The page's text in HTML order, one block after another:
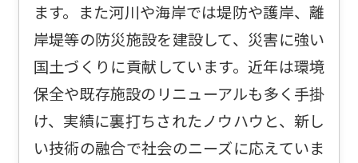
ます。また河川や海岸では堤防や護岸、離
岸堤等の防災施設を建設して、災害に強い
国土づくりに貢献しています。近年は環境
保全や既存施設のリニューアルも多く手掛
け、実績に裏打ちされたノウハウと、新し
い技術の融合で社会のニーズに応えていま